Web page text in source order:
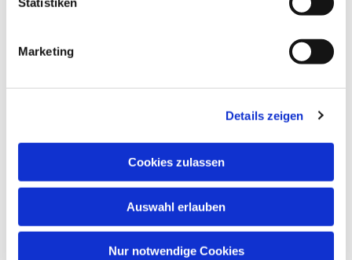
Marketing
Details zeigen
Cookies zulassen
Auswahl erlauben
Nur notwendige Cookies